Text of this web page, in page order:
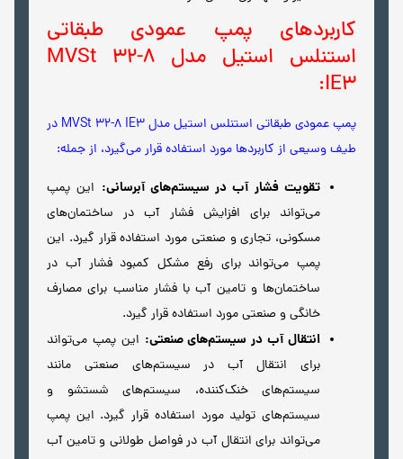
کاربردهای پمپ عمودی طبقاتی
استنلس استیل مدل MVSt 32-8
IE3:
پمپ عمودی طبقاتی استنلس استیل مدل MVSt 32-8 IE3 در
طیف وسیعی از کاربردها مورد استفاده قرار می‌گیرد، از جمله:
تقویت فشار آب در سیستم‌های آبرسانی: این پمپ
می‌تواند برای افزایش فشار آب در ساختمان‌های
مسکونی، تجاری و صنعتی مورد استفاده قرار گیرد. این
پمپ می‌تواند برای رفع مشکل کمبود فشار آب در
ساختمان‌ها و تامین آب با فشار مناسب برای مصارف
خانگی و صنعتی مورد استفاده قرار گیرد.
انتقال آب در سیستم‌های صنعتی: این پمپ می‌تواند
برای انتقال آب در سیستم‌های صنعتی مانند
سیستم‌های خنک‌کننده، سیستم‌های شستشو و
سیستم‌های تولید مورد استفاده قرار گیرد. این پمپ
می‌تواند برای انتقال آب در فواصل طولانی و تامین آب